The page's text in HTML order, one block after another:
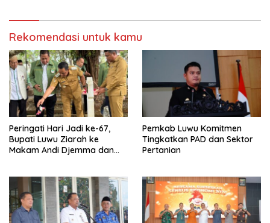
Rekomendasi untuk kamu
Peringati Hari Jadi ke-67,
Bupati Luwu Ziarah ke
Makam Andi Djemma dan
Pemkab Luwu Komitmen
Tingkatkan PAD dan Sektor
Pertanian